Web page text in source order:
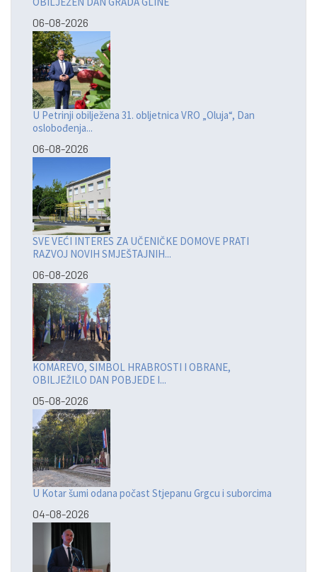
06-08-2026
U Petrinji obilježena 31. obljetnica VRO „Oluja“, Dan
oslobođenja...
06-08-2026
SVE VEĆI INTERES ZA UČENIČKE DOMOVE PRATI
RAZVOJ NOVIH SMJEŠTAJNIH...
06-08-2026
KOMAREVO, SIMBOL HRABROSTI I OBRANE,
OBILJEŽILO DAN POBJEDE I...
05-08-2026
U Kotar šumi odana počast Stjepanu Grgcu i suborcima
04-08-2026